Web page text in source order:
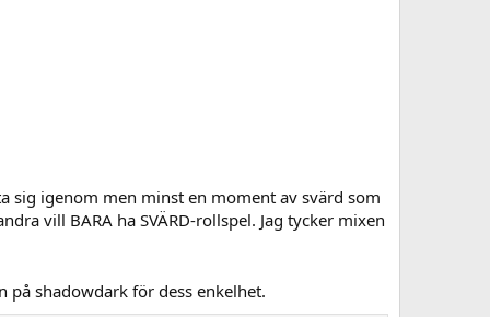
sig igenom men minst en moment av svärd som
vill BARA ha SVÄRD-rollspel. Jag tycker mixen
shadowdark för dess enkelhet.